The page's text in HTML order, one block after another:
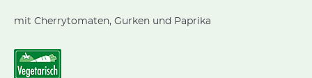
mit Cherrytomaten, Gurken und Paprika